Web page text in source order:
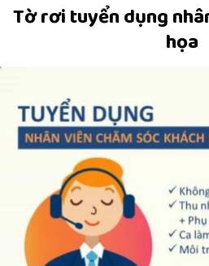
Tờ rơi tuyển dụng
họa